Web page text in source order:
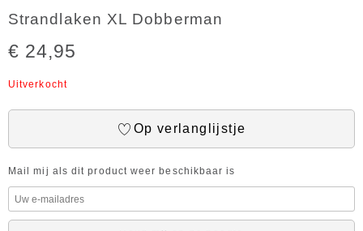
Strandlaken XL Dobberman
€ 24,95
Uitverkocht
Op verlanglijstje
Mail mij als dit product weer beschikbaar is